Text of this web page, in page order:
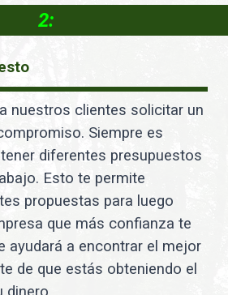
2:
nuestros clientes solicitar un
Siempre es
diferentes presupuestos
Esto te permite
propuestas para luego
que más confianza te
ayudará a encontrar el mejor
de que estás obteniendo el